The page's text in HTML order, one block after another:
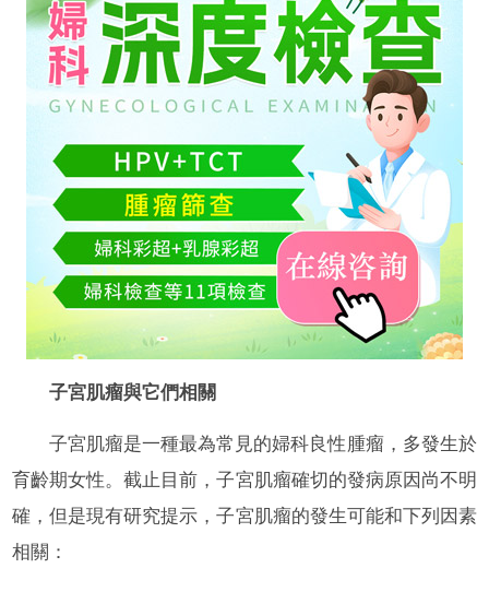
子宮肌瘤與它們相關
子宮肌瘤是一種最為常見的婦科良性腫瘤，多發生於
育齡期女性。截止目前，子宮肌瘤確切的發病原因尚不明
確，但是現有研究提示，子宮肌瘤的發生可能和下列因素
相關：